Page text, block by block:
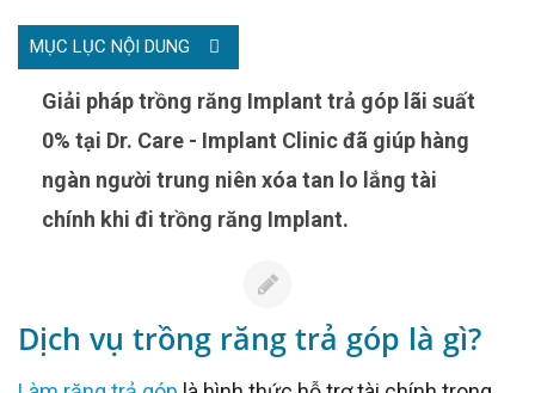
MỤC LỤC NỘI DUNG
Giải pháp trồng răng Implant trả góp lãi suất
0% tại Dr. Care - Implant Clinic đã giúp hàng
ngàn người trung niên xóa tan lo lắng tài
chính khi đi trồng răng Implant.
Dịch vụ trồng răng trả góp là gì?